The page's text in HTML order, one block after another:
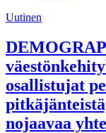
Uutinen
osallistujat
nojaavaa